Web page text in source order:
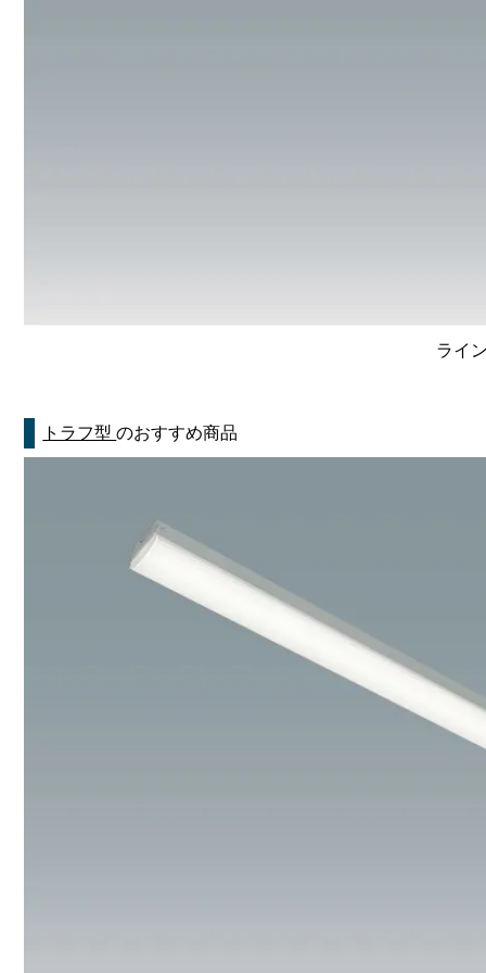
ライ
トラフ型のおすすめ商品